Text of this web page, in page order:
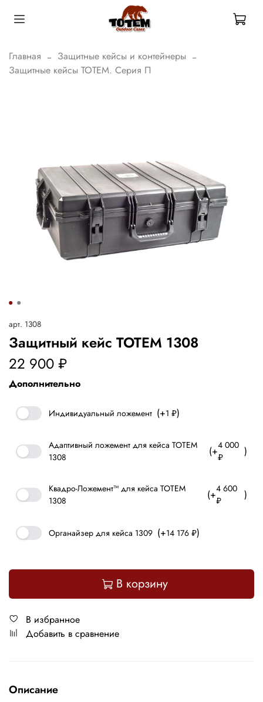
Главная
Защитные кейсы и контейнеры
Защитные кейсы ТОТЕМ. Серия П
арт. 1308
Защитный кейс ТОТЕМ 1308
22 900 ₽
Индивидуальный ложемент (+1 ₽)
Адаптивный ложемент для кейса ТОТЕМ
1308
(+4 000
₽
)
Квадро-Ложемент™ для кейса ТОТЕМ
1308
(+4 600
₽
)
Органайзер для кейса 1309 (+14 176 ₽)
В корзину
В избранное
Добавить в сравнение
Описание